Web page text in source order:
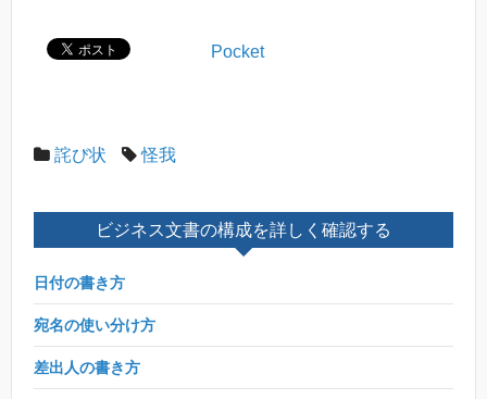
Pocket
詫び状 怪我
ビジネス文書の構成を詳しく確認する
日付の書き方
宛名の使い分け方
差出人の書き方